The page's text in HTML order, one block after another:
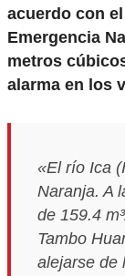
acuerdo con
Emergencia
metros
alarma en los
«El río Ica
Naranja. A
de 159.4
Tambo
alejarse de